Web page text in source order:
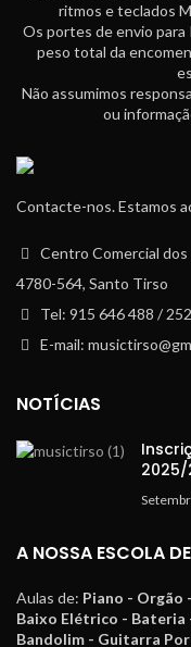
ritmos e teclados
Os portes de envio
peso total da
Não assumimos
ou
Contacte-nos. Estamos
Centro Comercial dos
4780-564, Santo Tirso
Tel: 915 646 488 /
E-mail:
NOTÍCIAS
2025/
A NOSSA ESCOLA
Aulas de: Piano - Orgão
Baixo Elétrico -
Bandolim - Guitarra